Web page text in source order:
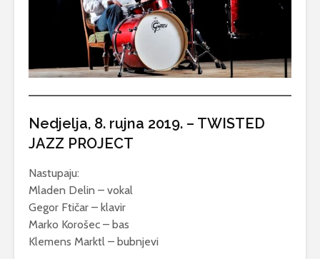
Nedjelja, 8. rujna 2019. – TWISTED
JAZZ PROJECT
Nastupaju:
Mladen Delin – vokal
Gegor Ftičar – klavir
Marko Korošec – bas
Klemens Marktl – bubnjevi